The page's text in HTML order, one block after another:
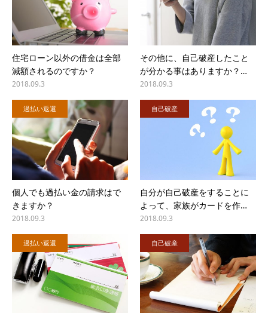
住宅ローン以外の借金は全部
減額されるのですか？
2018.09.3
その他に、自己破産したこと
が分かる事はありますか？…
2018.09.3
過払い返還
個人でも過払い金の請求はで
きますか？
2018.09.3
自己破産
自分が自己破産をすることに
よって、家族がカードを作…
2018.09.3
過払い返還 自己破産